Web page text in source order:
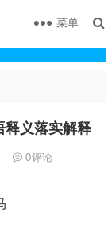
菜单
释义落实解释
0评论